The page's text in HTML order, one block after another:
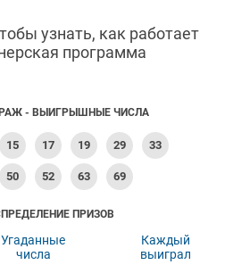
узнать, как работает
программа
- ВЫИГРЫШНЫЕ ЧИСЛА
15 17 19 29 33
50 52 63 69
ПРИЗОВ
Угаданные
числа
Каждый
выиграл